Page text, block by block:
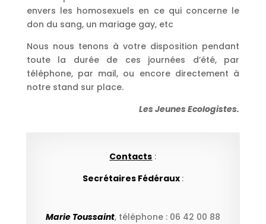
envers les homosexuels en ce qui concerne le
don du sang, un mariage gay, etc
Nous nous tenons à votre disposition pendant
toute la durée de ces journées d’été, par
téléphone, par mail, ou encore directement à
notre stand sur place.
Les Jeunes Ecologistes.
Contacts :
Secrétaires Fédéraux :
Marie Toussaint, téléphone : 06 42 00 88